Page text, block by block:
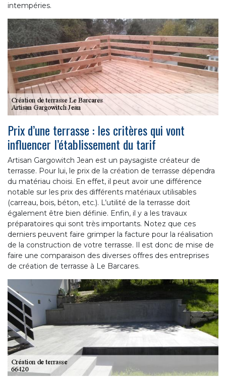
intempéries.
Prix d’une terrasse : les critères qui vont
influencer l’établissement du tarif
Artisan Gargowitch Jean est un paysagiste créateur de
terrasse. Pour lui, le prix de la création de terrasse dépendra
du matériau choisi. En effet, il peut avoir une différence
notable sur les prix des différents matériaux utilisables
(carreau, bois, béton, etc.). L’utilité de la terrasse doit
également être bien définie. Enfin, il y a les travaux
préparatoires qui sont très importants. Notez que ces
derniers peuvent faire grimper la facture pour la réalisation
de la construction de votre terrasse. Il est donc de mise de
faire une comparaison des diverses offres des entreprises
de création de terrasse à Le Barcares.